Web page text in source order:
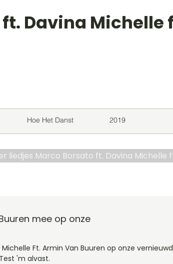
Davina Michelle
Hoe Het Danst 2019
liedjes Marco Borsato ft. Davina Michelle
mee op onze
Ft. Armin Van Buuren op onze
'm alvast.